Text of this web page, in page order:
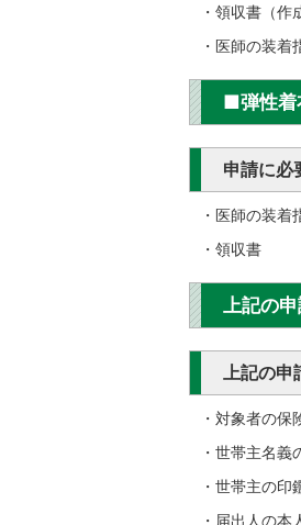
・領収書（作
・医師の装着
■弾性着
申請に必
・医師の装着
・領収書
上記の
上記の申
・対象者の保
・世帯主名義
・世帯主の印
・届出人の